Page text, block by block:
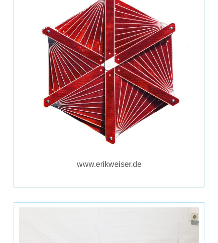
www.erikweiser.de